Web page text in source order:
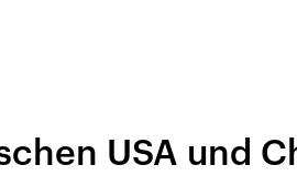
Iran
USA und